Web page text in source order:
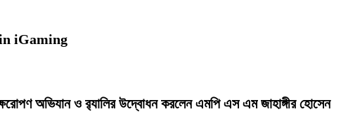
iGaming
অভিযান ও র‍্যালির উদ্বোধন করলেন এমপি এস এম জাহাঙ্গীর হোসেন